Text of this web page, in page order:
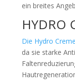
ein breites
HYDRO
Die Hydro
da sie starke